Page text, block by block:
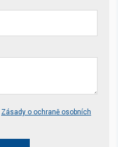
Zásady o ochraně osobních